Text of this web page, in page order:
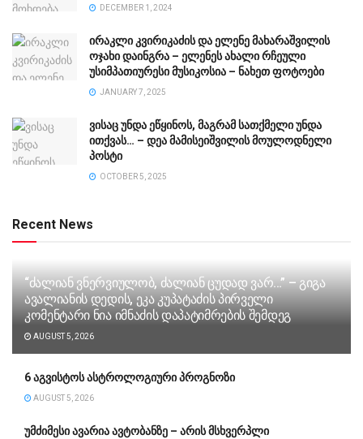
DECEMBER 1, 2024
ირაკლი კვირიკაძის და ელენე მახარაშვილის
ოჯახი დაინგრა – ელენეს ახალი რჩეული
უსიმპათიურესი მუსიკოსია – ნახეთ ფოტოები
JANUARY 7, 2025
ვისაც უნდა ეწყინოს, მაგრამ სათქმელი უნდა
ითქვას… – დეა მამისეიშვილის მოულოდნელი
პოსტი
OCTOBER 5, 2025
Recent News
“ძა­ლი­ან ვნერ­ვი­უ­ლობ, ძა­ლი­ან ცუ­დად ვარ…” – გიგა
ავა­ლი­ა­ნის დე­დის, ეკა კუ­პა­ტა­ძის პირველი
კომენტარი ნია იმნაძის დაპატიმრების შემდეგ
AUGUST 5, 2026
6 აგვისტოს ასტროლოგიური პროგნოზი
AUGUST 5, 2026
უმძიმესი ავარია ავტობანზე – არის მსხვერპლი